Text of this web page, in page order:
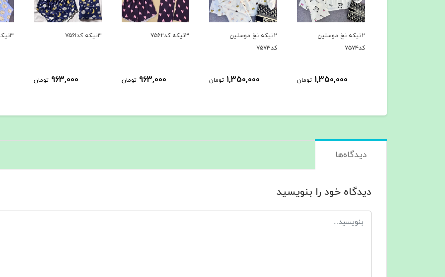
۲تیکه نخ موسلین
کد۷۵۷۳
1,350,000 تومان
۳تیکه کد۷۵۶۲
963,000 تومان
۳تیکه کد۷۵۶۱
963,000 تومان
۳تیکه کد۷۵۶۰
963,000 تومان
۳تیکه کد۷۵۵۹
دیدگاه‌ها
دیدگاه خود را بنویسید